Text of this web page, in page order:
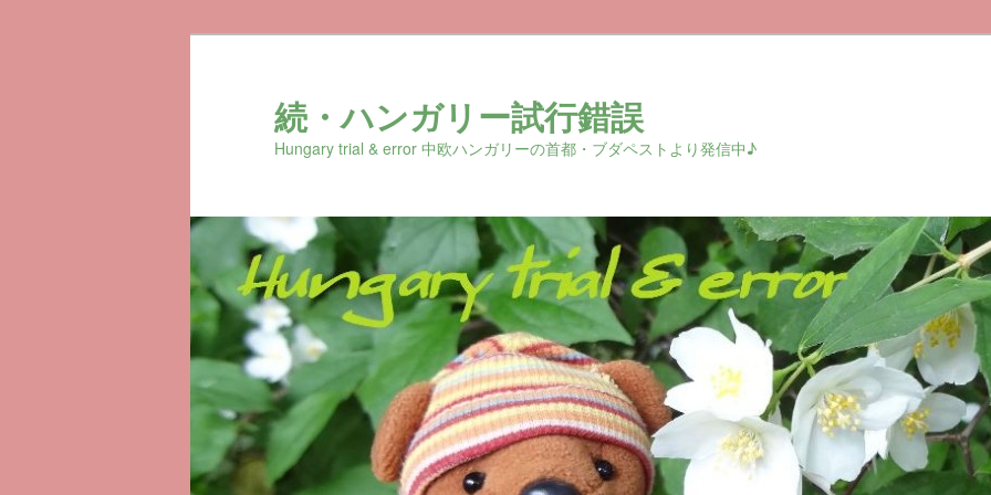
続・ハンガリー試行錯誤
Hungary trial & error 中欧ハンガリーの首都・ブダペストより発信中♪